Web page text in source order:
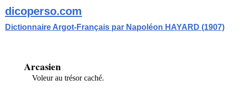
dicoperso.com
Dictionnaire Argot-Français par Napoléon HAYARD (1907)
Arcasien
Voleur au trésor caché.